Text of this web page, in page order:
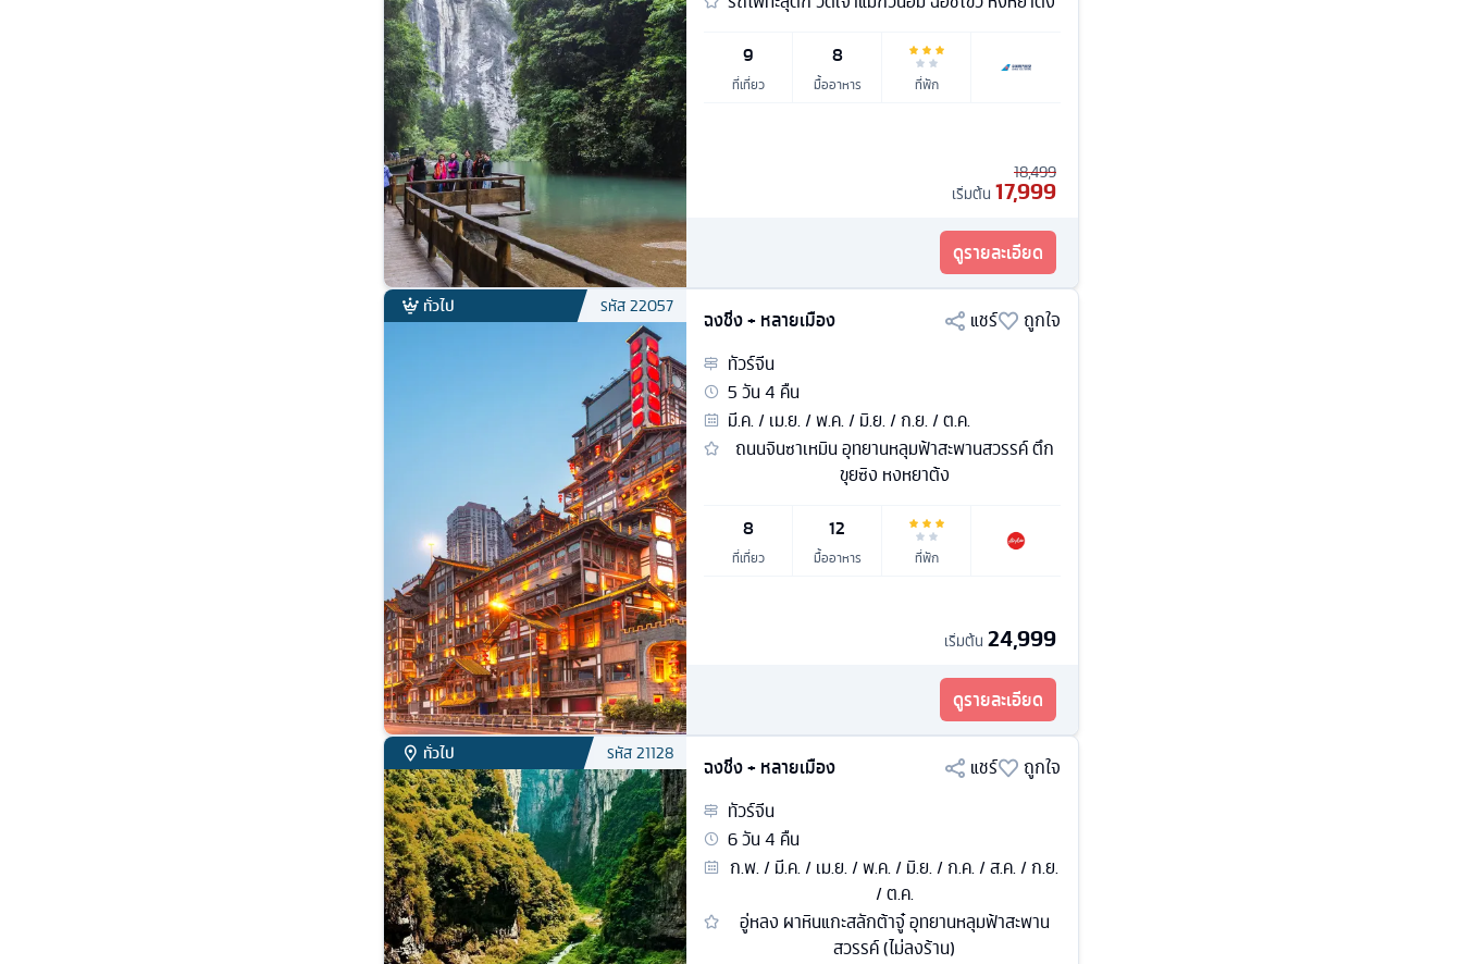
9
ที่เที่ยว
8
มื้ออาหาร ที่พัก
18,499
เริ่มต้น 17,999
ดูรายละเอียด
ทั่วไป รหัส22057
ฉงชิ่ง + หลายเมือง แชร์
ถูกใจ
ทัวร์จีน
5วัน4 คืน
มี.ค. / เม.ย. / พ.ค. / มิ.ย. / ก.ย. / ต.ค.
ถนนจินซาเหมิน อุทยานหลุมฟ้าสะพานสวรรค์ ตึก
ขุยซิง หงหยาต้ง
8
ที่เที่ยว
12
มื้ออาหาร ที่พัก
เริ่มต้น 24,999
ดูรายละเอียด
ทั่วไป รหัส21128
ฉงชิ่ง + หลายเมือง แชร์
ถูกใจ
ทัวร์จีน
6วัน4 คืน
ก.พ. / มี.ค. / เม.ย. / พ.ค. / มิ.ย. / ก.ค. / ส.ค. / ก.ย.
/ ต.ค.
อู่หลง ผาหินแกะสลักต้าจู๋ อุทยานหลุมฟ้าสะพาน
สวรรค์ (ไม่ลงร้าน)